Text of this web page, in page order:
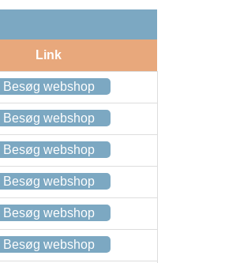
Link
Besøg webshop
Besøg webshop
Besøg webshop
Besøg webshop
Besøg webshop
Besøg webshop